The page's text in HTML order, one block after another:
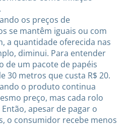
os preços de
se mantêm iguais ou com
a quantidade oferecida nas
diminui. Para entender
de um pacote de papéis
30 metros que custa R$ 20.
o produto continua
preço, mas cada rolo
apesar de pagar o
o consumidor recebe menos